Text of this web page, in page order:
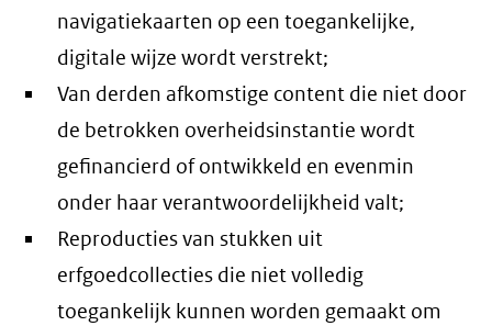
navigatiekaarten op een toegankelijke,
digitale wijze wordt verstrekt;
Van derden afkomstige content die niet door
de betrokken overheidsinstantie wordt
gefinancierd of ontwikkeld en evenmin
onder haar verantwoordelijkheid valt;
Reproducties van stukken uit
erfgoedcollecties die niet volledig
toegankelijk kunnen worden gemaakt om